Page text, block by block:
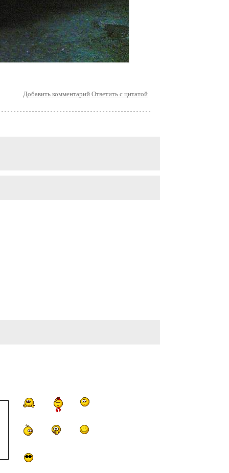
Добавить комментарий Ответить с цитатой